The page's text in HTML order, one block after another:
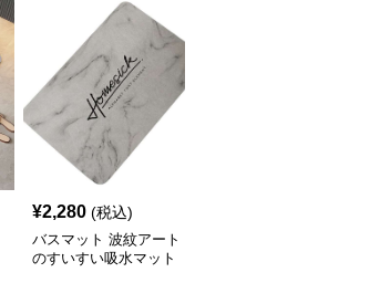
¥2,280 (税込)
バスマット 波紋アート
のすいすい吸水マット